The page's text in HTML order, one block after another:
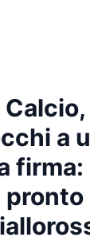
a
firma: